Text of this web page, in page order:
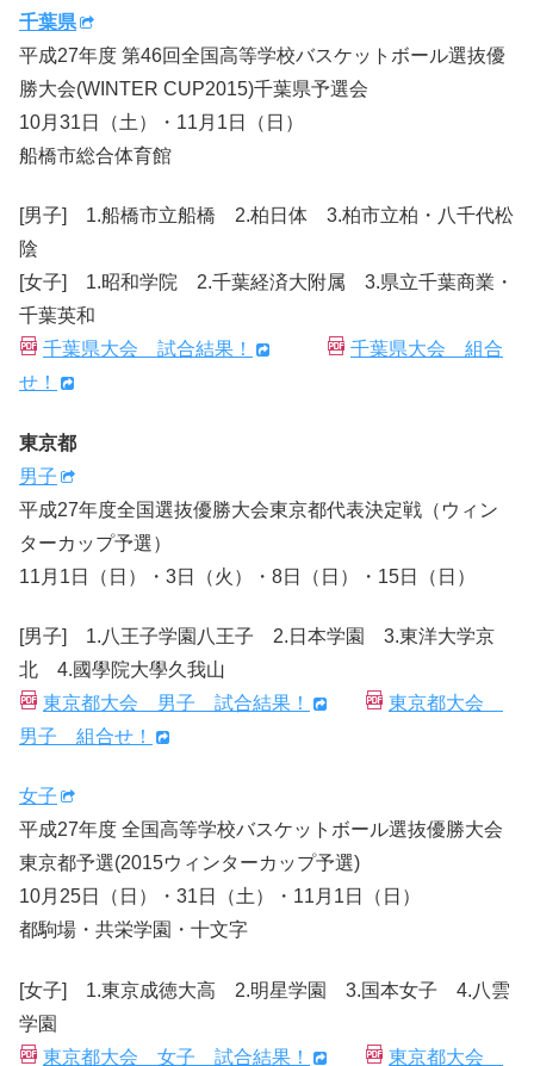
千葉県
平成27年度 第46回全国高等学校バスケットボール選抜優
勝大会(WINTER CUP2015)千葉県予選会
10月31日（土）・11月1日（日）
船橋市総合体育館
[男子] 1.船橋市立船橋 2.柏日体 3.柏市立柏・八千代松
陰
[女子] 1.昭和学院 2.千葉経済大附属 3.県立千葉商業・
千葉英和
千葉県大会 試合結果！
千葉県大会 組合
せ！
東京都
男子
平成27年度全国選抜優勝大会東京都代表決定戦（ウィン
ターカップ予選）
11月1日（日）・3日（火）・8日（日）・15日（日）
[男子] 1.八王子学園八王子 2.日本学園 3.東洋大学京
北 4.國學院大學久我山
東京都大会 男子 試合結果！
東京都大会
男子 組合せ！
女子
平成27年度 全国高等学校バスケットボール選抜優勝大会
東京都予選(2015ウィンターカップ予選)
10月25日（日）・31日（土）・11月1日（日）
都駒場・共栄学園・十文字
[女子] 1.東京成徳大高 2.明星学園 3.国本女子 4.八雲
学園
東京都大会 女子 試合結果！
東京都大会